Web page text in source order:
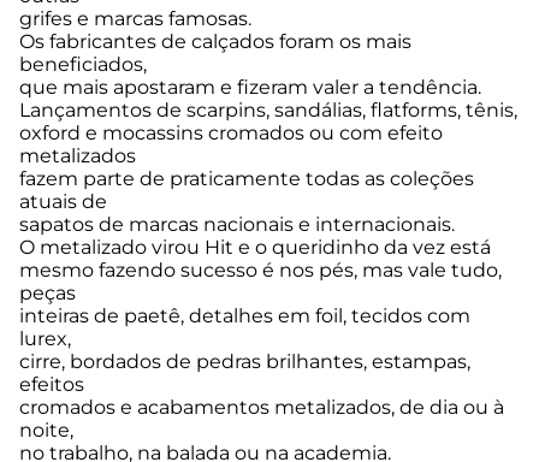
grifes e marcas famosas.
Os fabricantes de calçados foram os mais
beneficiados,
que mais apostaram e fizeram valer a tendência.
Lançamentos de scarpins, sandálias, flatforms, tênis,
oxford e mocassins cromados ou com efeito
metalizados
fazem parte de praticamente todas as coleções
atuais de
sapatos de marcas nacionais e internacionais.
O metalizado virou Hit e o queridinho da vez está
mesmo fazendo sucesso é nos pés, mas vale tudo,
peças
inteiras de paetê, detalhes em foil, tecidos com
lurex,
cirre, bordados de pedras brilhantes, estampas,
efeitos
cromados e acabamentos metalizados, de dia ou à
noite,
no trabalho, na balada ou na academia.